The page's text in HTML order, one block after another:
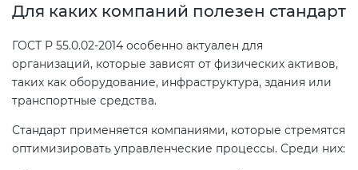
Для каких компаний полезен стандарт
ГОСТ Р 55.0.02-2014 особенно актуален для
организаций, которые зависят от физических активов,
таких как оборудование, инфраструктура, здания или
транспортные средства.
Стандарт применяется компаниями, которые стремятся
оптимизировать управленческие процессы. Среди них:
Остальное
БАДы
по схеме 5Д (ТР ТС 010)
Декларирование пищевой
продукции (ТР ТС 021)
Декларирование алкогольной
продукции (ТР ЕАЭС 047)